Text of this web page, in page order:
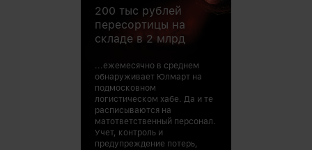
200 тыс рублей
пересортицы на
складе в 2 млрд
...ежемесячно в среднем
обнаруживает Юлмарт на
подмосковном
логистическом хабе. Да и те
расписываются на
матответственный персонал.
Учет, контроль и
предупреждение потерь,